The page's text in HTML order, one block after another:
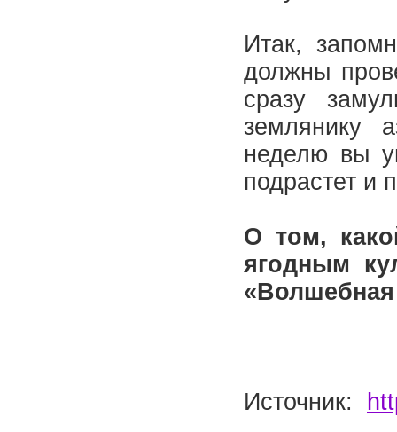
Итак,
должны
сразу
землянику
неделю вы
подрастет и
О том,
ягодным
«Волшебная
Источник: